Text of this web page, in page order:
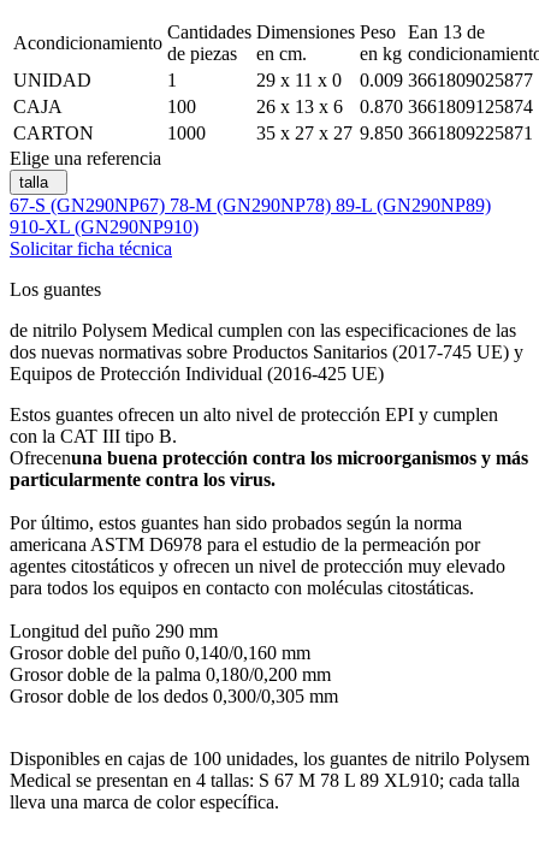
Acondicionamiento
Cantidades
de piezas
Dimensiones
en cm.
Peso
en kg
Ean 13 de
UNIDAD
1 29 x 11 x 0 0.009 3661809025877
CAJA
100 26 x 13 x 6 0.870 3661809125874
CARTON
1000 35 x 27 x 27 9.850 3661809225871
Elige una referencia
talla
67-S (GN290NP67) 78-M (GN290NP78) 89-L (GN290NP89)
910-XL (GN290NP910)
Solicitar ficha técnica
Los guantes
de nitrilo Polysem Medical cumplen con las especificaciones de las
dos nuevas normativas sobre Productos Sanitarios (2017-745 UE) y
Equipos de Protección Individual (2016-425 UE)
Estos guantes ofrecen un alto nivel de protección EPI y cumplen
con la CAT III tipo B.
Ofrecenuna buena protección contra los microorganismos y más
particularmente contra los virus.
Por último, estos guantes han sido probados según la norma
americana ASTM D6978 para el estudio de la permeación por
agentes citostáticos y ofrecen un nivel de protección muy elevado
para todos los equipos en contacto con moléculas citostáticas.
Longitud del puño 290 mm
Grosor doble del puño 0,140/0,160 mm
Grosor doble de la palma 0,180/0,200 mm
Grosor doble de los dedos 0,300/0,305 mm
Disponibles en cajas de 100 unidades, los guantes de nitrilo Polysem
Medical se presentan en 4 tallas: S 67 M 78 L 89 XL910; cada talla
lleva una marca de color específica.